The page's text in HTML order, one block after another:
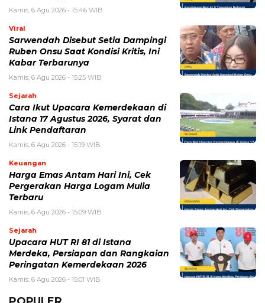
Kamis, 6 Agustus 2026 - 15:09 WIB
Harga Emas Antam Hari Ini, Cek Pergerakan Harga
Logam Mulia Terbaru
Tetangga Suka Meniru Dagangan? 5 Hal yang Perlu
Dilakukan
eDabu BPJS Kesehatan Terbaru, Cara Login, Fungsi,
dan Panduan Layanan Badan Usaha
Selasa, 4 Agustus 2026 - 09:42 WIB
Pabrik Gula Indonesia Terus Didorong, Ini Kondisi
Produksi dan Tantangan Industri Gula
Sabtu, 1 Agustus 2026 - 09:37 WIB